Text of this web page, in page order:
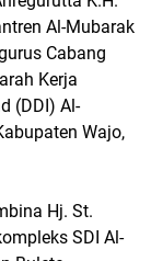
Al-Mubarak
Cabang
Kerja
(DDI) Al-
Wajo,
Hj. St.
SDI Al-